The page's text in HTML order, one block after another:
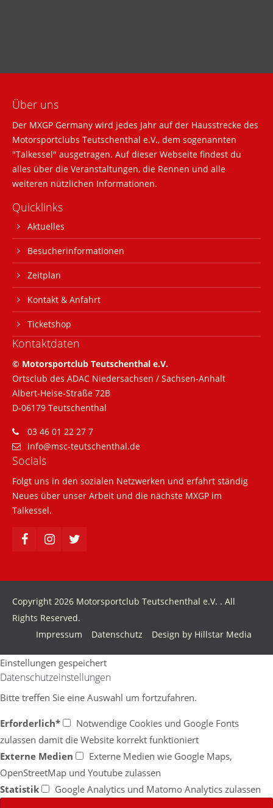
parturient montes, nascetur ridiculus mus. Donec
quam felis, ultricies nec.
Über uns
Der MXGP Germany wird jedes Jahr auf der Hausstrecke des
Motorsportclubs Teutschenthal e.V., dem sogenannten
"Talkessel" ausgetragen. Auf dieser Webseite findest du
alles über die Veranstaltungen, die Rennen und alle
weiteren nützlichen Informationen.
Quicklinks
Aktuelles
Besucherinformationen
Zeitplan
Kontakt & Anfahrt
Ticketshop
Kontaktdaten
© Motorsportclub Teutschenthal e.V.
Ortsclub des ADAC Niedersachsen / Sachsen-Anhalt
Albert-Heise-Straße 72B
D-06179 Teutschenthal
03 46 01 22 27 7
info@msc-teutschenthal.de
Socials
Folgt uns in den sozialen Netzwerken und erfahrt ständig
Neues über unser Arbeit und die nächste MXGP im
Talkessel.
Copyright 2026 Motorsportclub Teutschenthal e.V. . All
Rights Reserved.
Impressum
Datenschutz Design by Hillstar Media
Einstellungen gespeichert
Datenschutzeinstellungen
Bitte treffen Sie eine Auswahl um fortzufahren.
Erforderlich*
Notwendige Cookies und Google Fonts
zulassen damit die Website korrekt funktioniert
Externe Medien
Externe Medien wie Google Maps,
OpenStreetMap und Youtube zulassen
Statistik
Google Analytics und Matomo Analytics zulassen